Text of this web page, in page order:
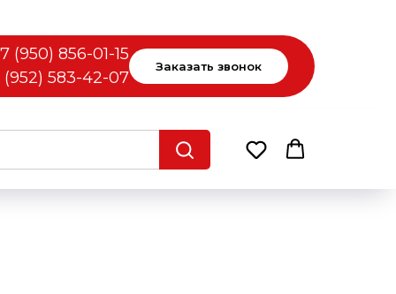
(950) 856-01-15
(952) 583-42-07
Заказать звонок